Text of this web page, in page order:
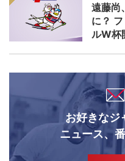
遠藤尚
に？
ルW杯
お好きなジ
ニュース、